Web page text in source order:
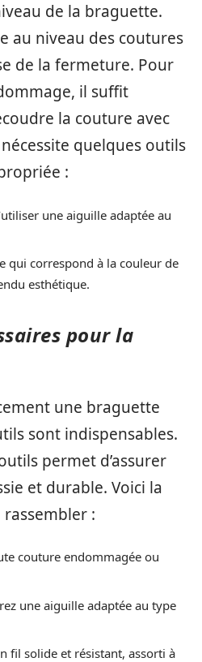
de la braguette.
au niveau des coutures
de la fermeture. Pour
il suffit
la couture avec
quelques outils
:
une aiguille adaptée au
qui correspond à la couleur de
esthétique.
pour la
une braguette
sont indispensables.
permet d’assurer
et durable. Voici la
:
couture endommagée ou
une aiguille adaptée au type
fil solide et résistant, assorti à